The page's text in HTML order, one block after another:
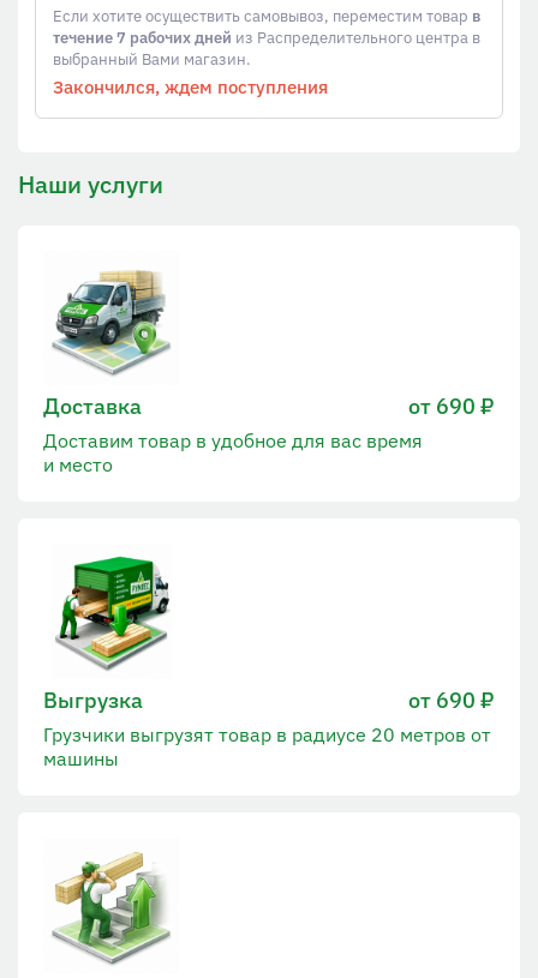
Если хотите осуществить самовывоз, переместим товар в
течение 7 рабочих дней из Распределительного центра в
выбранный Вами магазин.
Закончился, ждем поступления
Наши услуги
Доставка от 690 ₽
Доставим товар в удобное для вас время
и место
Выгрузка от 690 ₽
Грузчики выгрузят товар в радиусе 20 метров от
машины